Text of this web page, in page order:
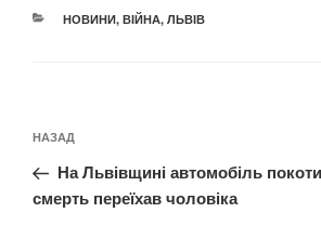
КАТЕГОРІЇ
НОВИНИ, ВІЙНА, ЛЬВІВ
записів
Попередній
запис:
НАЗАД
На Львівщині автомобіль
смерть переїхав чоловіка